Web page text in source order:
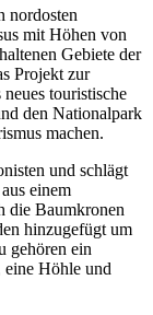
nordosten
mit Höhen von
Gebiete der
Projekt zur
touristische
den Nationalpark
machen.
und schlägt
einem
die Baumkronen
hinzugefügt um
gehören ein
eine Höhle und